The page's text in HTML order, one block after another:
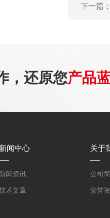
下一篇：
，还原您产品
新闻中心
新闻资讯
术文章
关于
公司
荣誉